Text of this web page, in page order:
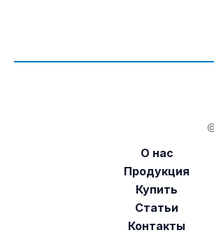
О нас
Продукция
Купить
Статьи
Контакты